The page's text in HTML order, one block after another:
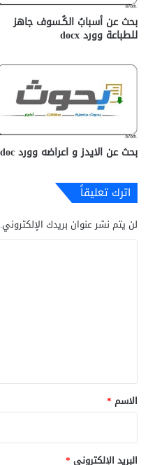
بحث عن أسبابُ الكُـسوف جاهز
للطباعة وورد docx‎
بحث عن الايدز و اعراضه وورد doc
اترك تعليقاً
لن يتم نشر عنوان بريدك الإلكتروني.
*
الاسم *
البريد الإلكتروني *